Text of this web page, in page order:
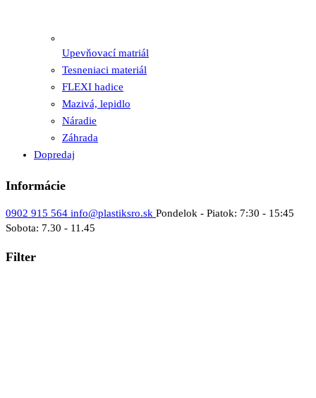
Upevňovací matriál
Tesneniaci materiál
FLEXI hadice
Mazivá, lepidlo
Náradie
Záhrada
Dopredaj
Informácie
0902 915 564 info@plastiksro.sk Pondelok - Piatok: 7:30 - 15:45
Sobota: 7.30 - 11.45
Filter